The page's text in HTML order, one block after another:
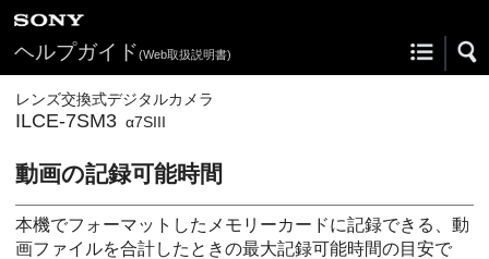
ヘルプガイド(Web取扱説明書)
レンズ交換式デジタルカメラ
ILCE-7SM3 α7SIII
動画の記録可能時間
本機でフォーマットしたメモリーカードに記録できる、動
画ファイルを合計したときの最大記録可能時間の目安で